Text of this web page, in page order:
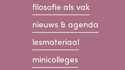
filosofie als vak
nieuws & agenda
lesmateriaal
minicolleges